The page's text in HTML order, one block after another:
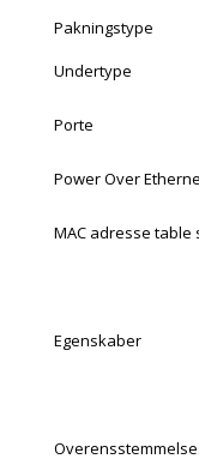
Pakningstype
Undertype
Porte
Power Over
MAC adresse table
Egenskaber